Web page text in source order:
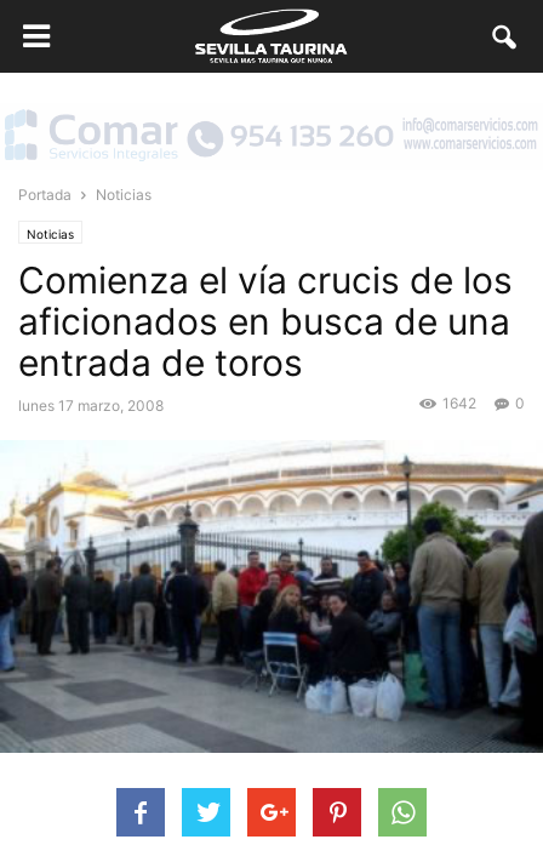
Portada Noticias
Noticias
Comienza el vía crucis de los
aficionados en busca de una
entrada de toros
lunes 17 marzo, 2008 0
1642